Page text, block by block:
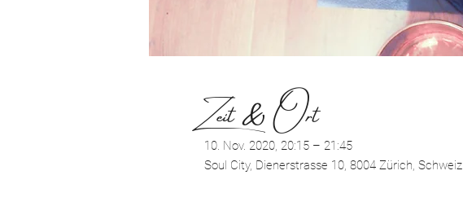
Zeit & Ort
10. Nov. 2020, 20:15 – 21:45
Soul City, Dienerstrasse 10, 8004 Zürich, Schweiz